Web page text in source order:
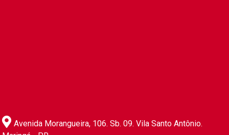
Avenida Morangueira, 106. Sb. 09. Vila Santo Antônio.